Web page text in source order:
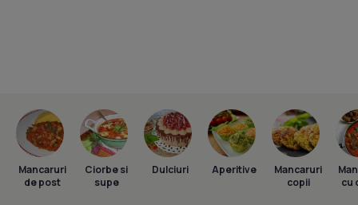
Mancaruri
de post
Ciorbe si
supe
Dulciuri Aperitive
Mancaruri
copii
cu